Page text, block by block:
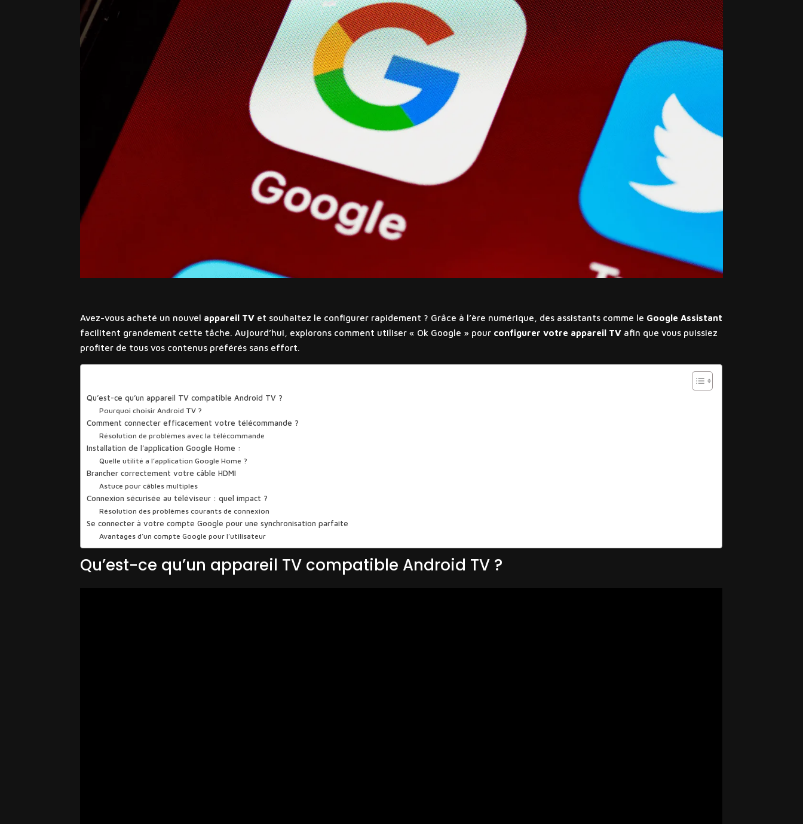
Avez-vous acheté un nouvel appareil TV et souhaitez le configurer rapidement ? Grâce à l’ère numérique, des assistants comme le Google Assistant
facilitent grandement cette tâche. Aujourd’hui, explorons comment utiliser « Ok Google » pour configurer votre appareil TV afin que vous puissiez
profiter de tous vos contenus préférés sans effort.
Qu’est-ce qu’un appareil TV compatible Android TV ?
Pourquoi choisir Android TV ?
Comment connecter efficacement votre télécommande ?
Résolution de problèmes avec la télécommande
Installation de l’application Google Home :
Quelle utilité a l’application Google Home ?
Brancher correctement votre câble HDMI
Astuce pour câbles multiples
Connexion sécurisée au téléviseur : quel impact ?
Résolution des problèmes courants de connexion
Se connecter à votre compte Google pour une synchronisation parfaite
Avantages d’un compte Google pour l’utilisateur
Qu’est-ce qu’un appareil TV compatible Android TV ?